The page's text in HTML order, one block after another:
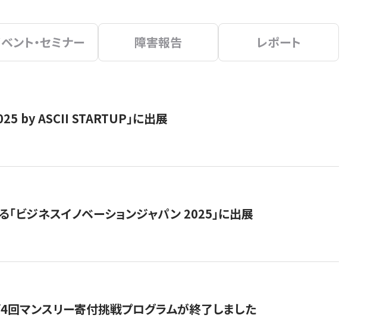
ント・セミナー 障害報告 レポート
by ASCII STARTUP」に出展
ビジネスイノベーションジャパン 2025」に出展
回マンスリー寄付挑戦プログラムが終了しました